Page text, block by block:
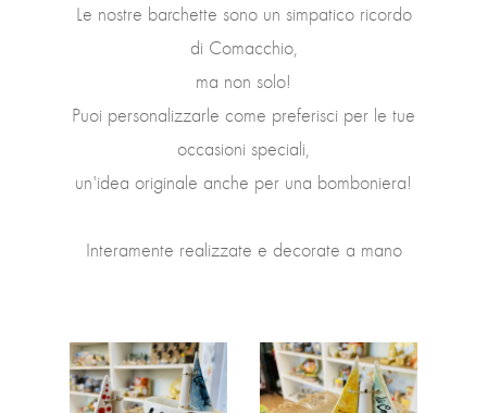
Le nostre barchette sono un simpatico ricordo
di Comacchio,
ma non solo!
Puoi personalizzarle come preferisci per le tue
occasioni speciali,
un'idea originale anche per una bomboniera!
Interamente realizzate e decorate a mano